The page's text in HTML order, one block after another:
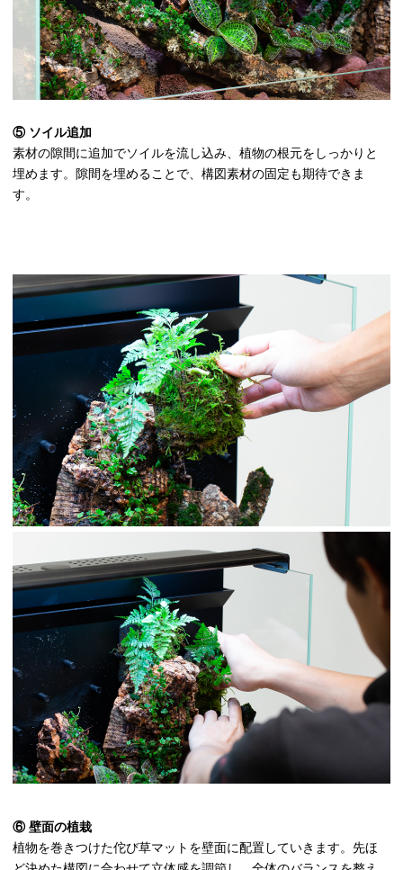
⑤ ソイル追加
素材の隙間に追加でソイルを流し込み、植物の根元をしっかりと
埋めます。隙間を埋めることで、構図素材の固定も期待できま
す。
⑥ 壁面の植栽
植物を巻きつけた佗び草マットを壁面に配置していきます。先ほ